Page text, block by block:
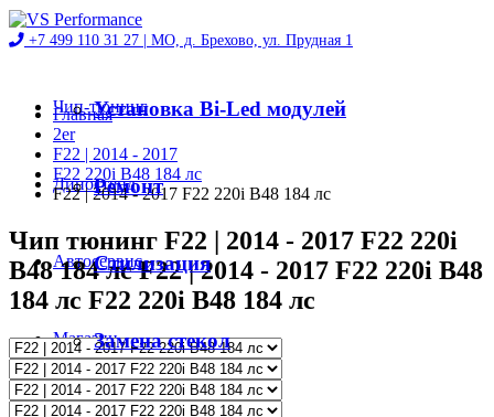
+7 499 110 31 27 | МО, д. Брехово, ул. Прудная 1
Чип-тюнинг
Диностенд
Автосервис
Магазин
Установка Bi-Led модулей
Ремонт
Стилизация
Замена стекол
Главная
2er
F22 | 2014 - 2017
F22 220i B48 184 лс
F22 | 2014 - 2017 F22 220i B48 184 лс
Чип тюнинг F22 | 2014 - 2017 F22 220i
B48 184 лс F22 | 2014 - 2017 F22 220i B48
184 лс F22 220i B48 184 лс